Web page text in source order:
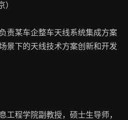
）
责某车企整车天线系统集成方案
景下的天线技术方案创新和开发
工程学院副教授，硕士生导师，